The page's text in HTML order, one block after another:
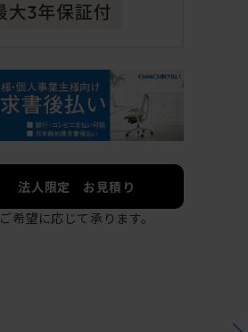
法人限定 お見積り
ご希望に応じて承ります。